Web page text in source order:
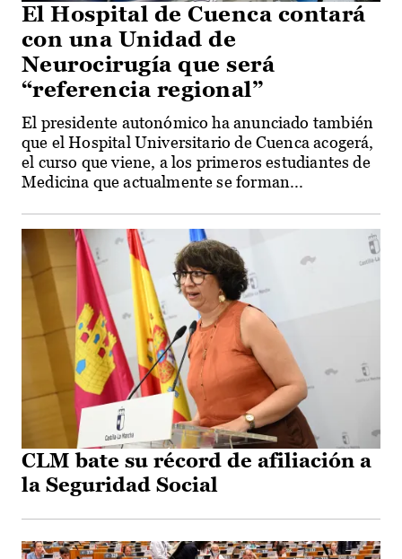
El Hospital de Cuenca contará
con una Unidad de
Neurocirugía que será
“referencia regional”
El presidente autonómico ha anunciado también
que el Hospital Universitario de Cuenca acogerá,
el curso que viene, a los primeros estudiantes de
Medicina que actualmente se forman...
CLM bate su récord de afiliación a
la Seguridad Social